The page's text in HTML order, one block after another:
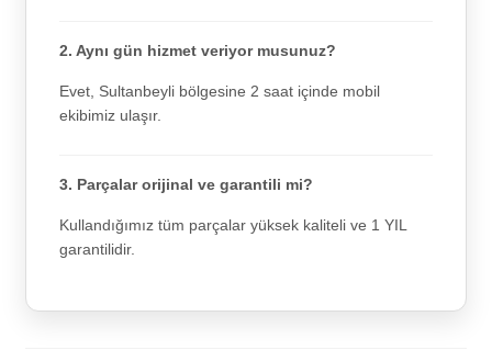
2. Aynı gün hizmet veriyor musunuz?
Evet, Sultanbeyli bölgesine 2 saat içinde mobil
ekibimiz ulaşır.
3. Parçalar orijinal ve garantili mi?
Kullandığımız tüm parçalar yüksek kaliteli ve 1 YIL
garantilidir.